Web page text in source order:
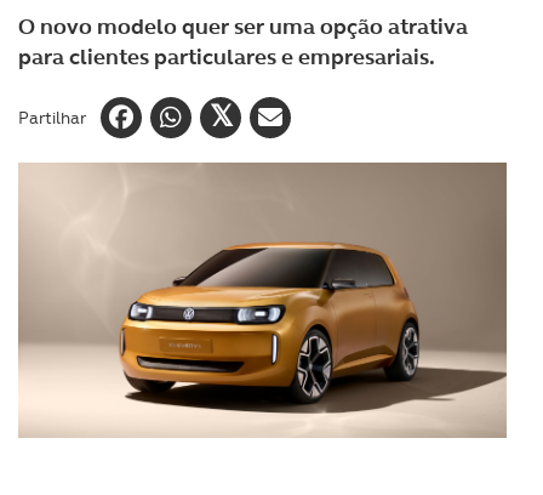
O novo modelo quer ser uma opção atrativa
para clientes particulares e empresariais.
Partilhar